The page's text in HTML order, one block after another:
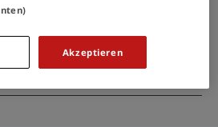
Lizenzpartner
Küffel / deutschlandweit
Akzeptieren